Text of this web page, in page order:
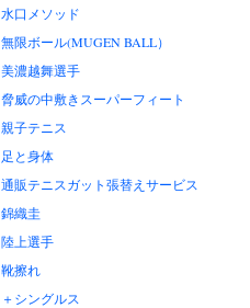
水口メソッド
無限ボール(MUGEN BALL）
美濃越舞選手
脅威の中敷きスーパーフィート
親子テニス
足と身体
通販テニスガット張替えサービス
錦織圭
陸上選手
靴擦れ
＋シングルス